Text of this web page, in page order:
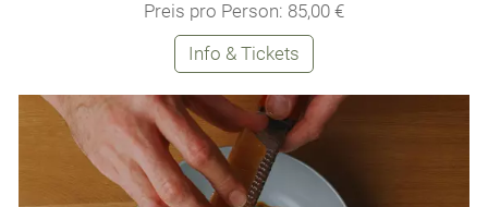
Preis pro Person: 85,00 €
Info & Tickets